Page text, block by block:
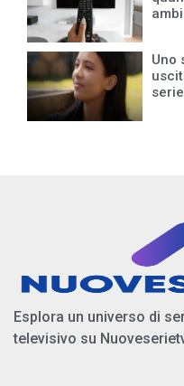
Uno
Esplora un universo di
televisivo su